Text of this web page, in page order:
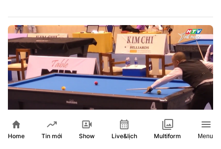
Home Tin mới Show Live&lịch Multiform Menu